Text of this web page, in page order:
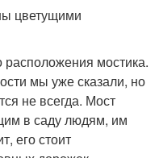
цветущими
мостика.
мы уже сказали, но
не всегда. Мост
в саду людям, им
его стоит